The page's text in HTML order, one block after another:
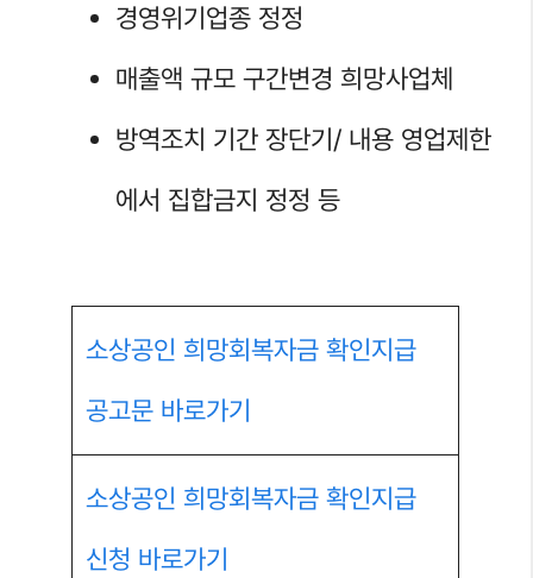
경영위기업종 정정
매출액 규모 구간변경 희망사업체
방역조치 기간 장단기/ 내용 영업제한
에서 집합금지 정정 등
소상공인 희망회복자금 확인지급
공고문 바로가기
소상공인 희망회복자금 확인지급
신청 바로가기